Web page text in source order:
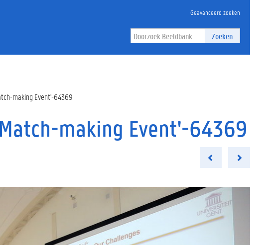
Geavanceerd zoeken
Zoeken
making Event'-64369
making Event'-64369